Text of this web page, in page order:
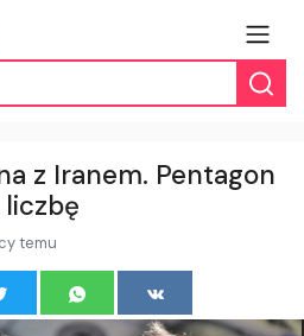
z Iranem. Pentagon
liczbę
temu